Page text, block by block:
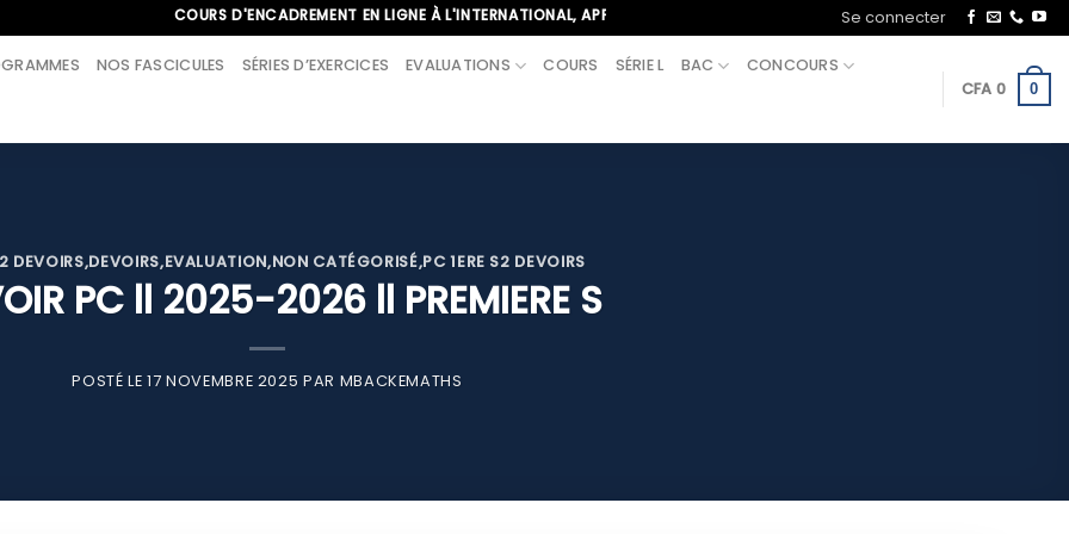
COURS D'ENCADREMENT EN LIGNE À L'INTERNATIONAL, APPELEZ-NOUS AU+221 70 713 09 21 Se connecter
NOS FASCICULES SÉRIES D’EXERCICES EVALUATIONS COURS SÉRIE L BAC CONCOURS
CFA 0 0
DEVOIRS,DEVOIRS,EVALUATION,NON CATÉGORISÉ,PC 1ERE S2 DEVOIRS
PC ll 2025-2026 ll PREMIERE S
POSTÉ LE17 NOVEMBRE 2025 PAR MBACKEMATHS